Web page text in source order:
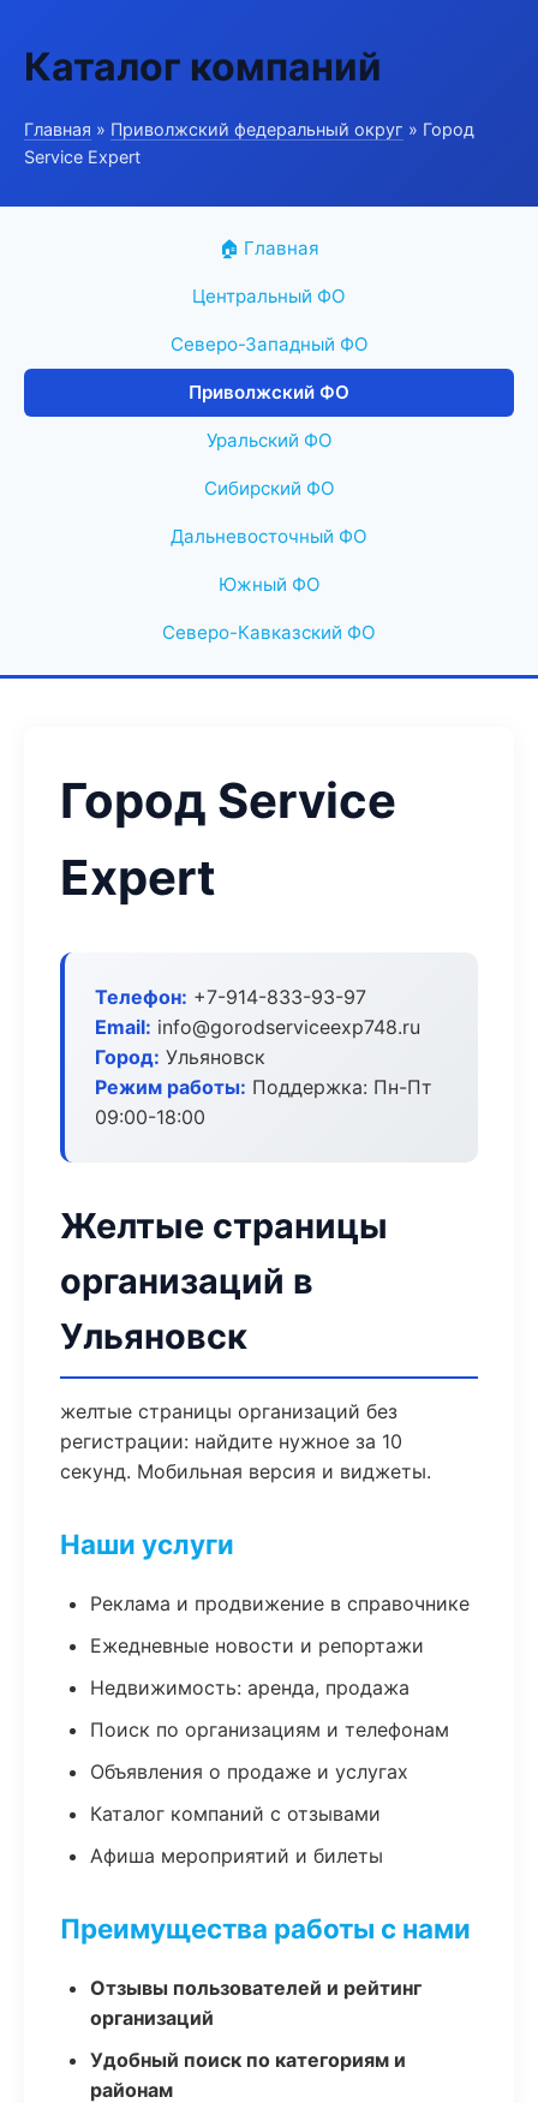
Каталог компаний
Главная » Приволжский федеральный округ » Город
Service Expert
🏠 Главная
Центральный ФО
Северо-Западный ФО
Приволжский ФО
Уральский ФО
Сибирский ФО
Дальневосточный ФО
Южный ФО
Северо-Кавказский ФО
Город Service
Expert
Телефон: +7-914-833-93-97
Email: info@gorodserviceexp748.ru
Город: Ульяновск
Режим работы: Поддержка: Пн-Пт
09:00-18:00
Желтые страницы
организаций в
Ульяновск
желтые страницы организаций без
регистрации: найдите нужное за 10
секунд. Мобильная версия и виджеты.
Наши услуги
Реклама и продвижение в справочнике
Ежедневные новости и репортажи
Недвижимость: аренда, продажа
Поиск по организациям и телефонам
Объявления о продаже и услугах
Каталог компаний с отзывами
Афиша мероприятий и билеты
Преимущества работы с нами
Отзывы пользователей и рейтинг
организаций
Удобный поиск по категориям и
районам